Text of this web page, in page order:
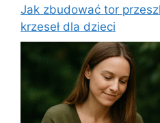
Jak zbudować tor
krzeseł dla dzieci